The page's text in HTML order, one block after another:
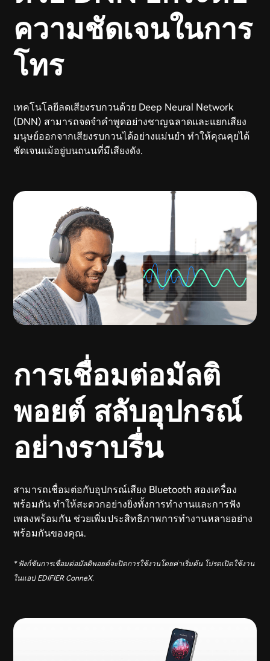
ความชัดเจนในการ
โทร
เทคโนโลยีลดเสียงรบกวนด้วย Deep Neural Network
(DNN) สามารถจดจำคำพูดอย่างชาญฉลาดและแยกเสียง
มนุษย์ออกจากเสียงรบกวนได้อย่างแม่นยำ ทำให้คุณคุยได้
ชัดเจนแม้อยู่บนถนนที่มีเสียงดัง.
การเชื่อมต่อมัลติ
พอยต์ สลับอุปกรณ์
อย่างราบรื่น
สามารถเชื่อมต่อกับอุปกรณ์เสียง Bluetooth สองเครื่อง
พร้อมกัน ทำให้สะดวกอย่างยิ่งทั้งการทำงานและการฟัง
เพลงพร้อมกัน ช่วยเพิ่มประสิทธิภาพการทำงานหลายอย่าง
พร้อมกันของคุณ.
* ฟังก์ชันการเชื่อมต่อมัลติพอยต์จะปิดการใช้งานโดยค่าเริ่มต้น โปรดเปิดใช้งาน
ในแอป EDIFIER ConneX.